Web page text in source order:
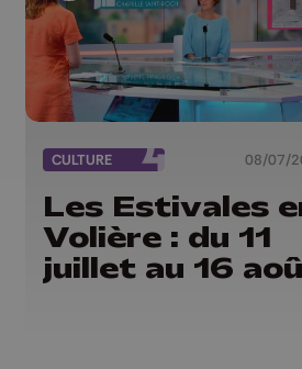
CULTURE 08/07/
Les Estivales
Volière : du 11
juillet au 16